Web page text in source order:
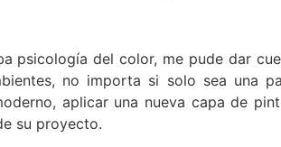
psicología del color, me pude dar
no importa si solo sea una
aplicar una nueva capa de
su proyecto.